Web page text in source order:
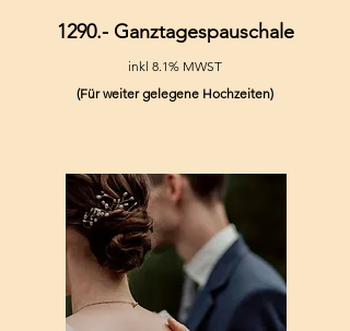
1290.- Ganztagespauschale
inkl 8.1% MWST
(Für weiter gelegene Hochzeiten)